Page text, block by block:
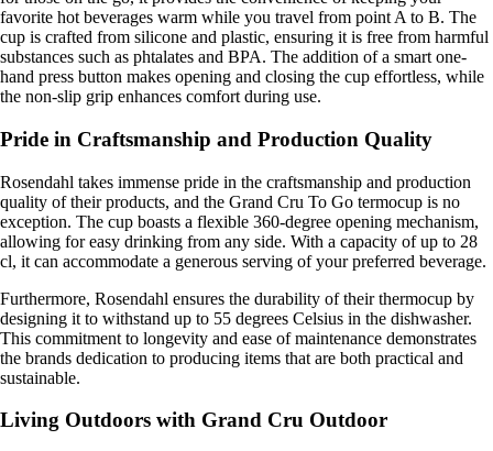
favorite hot beverages warm while you travel from point A to B. The
cup is crafted from silicone and plastic, ensuring it is free from harmful
substances such as phtalates and BPA. The addition of a smart one-
hand press button makes opening and closing the cup effortless, while
the non-slip grip enhances comfort during use.
Pride in Craftsmanship and Production Quality
Rosendahl takes immense pride in the craftsmanship and production
quality of their products, and the Grand Cru To Go termocup is no
exception. The cup boasts a flexible 360-degree opening mechanism,
allowing for easy drinking from any side. With a capacity of up to 28
cl, it can accommodate a generous serving of your preferred beverage.
Furthermore, Rosendahl ensures the durability of their thermocup by
designing it to withstand up to 55 degrees Celsius in the dishwasher.
This commitment to longevity and ease of maintenance demonstrates
the brands dedication to producing items that are both practical and
sustainable.
Living Outdoors with Grand Cru Outdoor